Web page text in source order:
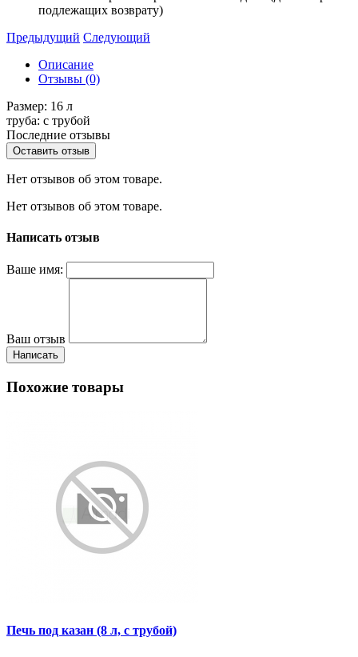
подлежащих возврату)
Предыдущий Следующий
Описание
Отзывы (0)
Размер: 16 л
труба: с трубой
Последние отзывы
Оставить отзыв
Нет отзывов об этом товаре.
Нет отзывов об этом товаре.
Написать отзыв
Ваше имя:
Ваш отзыв
Написать
Похожие товары
Печь под казан (8 л, с трубой)